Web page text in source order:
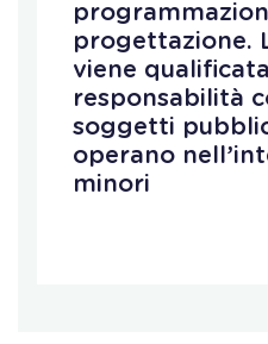
progettazione.
viene
responsabilità
soggetti
operano
minori